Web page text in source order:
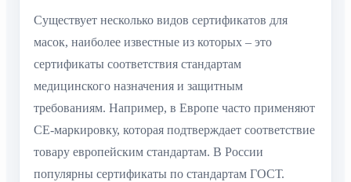
Существует несколько видов сертификатов для
масок, наиболее известные из которых – это
сертификаты соответствия стандартам
медицинского назначения и защитным
требованиям. Например, в Европе часто применяют
CE-маркировку, которая подтверждает соответствие
товару европейским стандартам. В России
популярны сертификаты по стандартам ГОСТ.